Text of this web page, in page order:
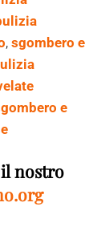
, sgombero e
e
nostro